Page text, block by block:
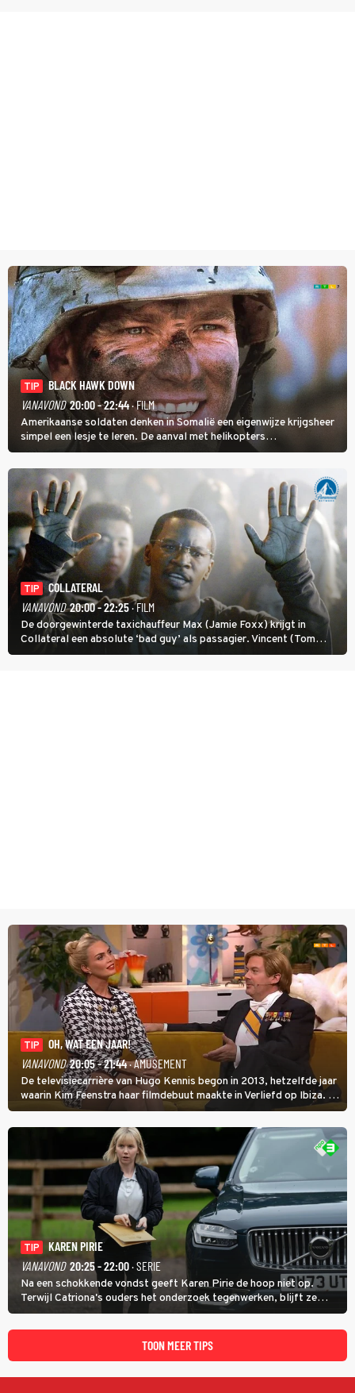
TIP
BLACK HAWK DOWN
VANAVOND 20:00 - 22:44· FILM
Amerikaanse soldaten denken in Somalië een eigenwijze krijgsheer
simpel een lesje te leren. De aanval met helikopters
verloopt in Black Hawk down dramatisch.
TIP
COLLATERAL
VANAVOND 20:00 - 22:25· FILM
De doorgewinterde taxichauffeur Max (Jamie Foxx) krijgt in
Collateral een absolute ‘bad guy’ als passagier. Vincent (Tom
Cruise) heeft hem nodig om hem de stad door te loodsen om een
TIP
OH, WAT EEN JAAR!
VANAVOND 20:05 - 21:44· AMUSEMENT
De televisiecarrière van Hugo Kennis begon in 2013, hetzelfde jaar
waarin Kim Feenstra haar filmdebuut maakte in Verliefd op Ibiza. In
Oh, Wat een Jaar! wordt duidelijk wat ze nog meer weten van het
jaar waarin ze allebei eindtwintigers waren.
TIP
KAREN PIRIE
VANAVOND 20:25 - 22:00· SERIE
Na een schokkende vondst geeft Karen Pirie de hoop niet op.
Terwijl Catriona's ouders het onderzoek tegenwerken, blijft ze
speuren naar Adam. In deze slotaflevering van Karen Pirie leidt het
spoor via Frankrijk en Italië naar Malta.
TOON MEER TIPS